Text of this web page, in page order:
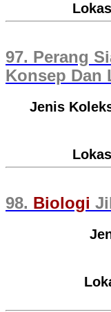
97. Perang
Konsep Dan
Jenis
98. Biologi